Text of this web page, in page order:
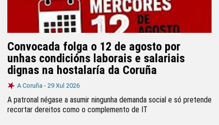
Convocada folga o 12 de agosto por
unhas condicións laborais e salariais
dignas na hostalaría da Coruña
A Coruña - 29 Xul 2026
A patronal négase a asumir ningunha demanda social e só pretende
recortar dereitos como o complemento de IT